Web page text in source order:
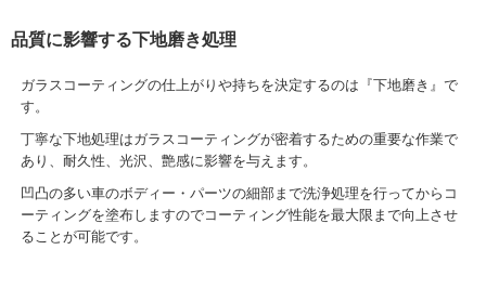
品質に影響する下地磨き処理
ガラスコーティングの仕上がりや持ちを決定するのは『下地磨き』で
す。
丁寧な下地処理はガラスコーティングが密着するための重要な作業で
あり、耐久性、光沢、艶感に影響を与えます。
凹凸の多い車のボディー・パーツの細部まで洗浄処理を行ってからコ
ーティングを塗布しますのでコーティング性能を最大限まで向上させ
ることが可能です。